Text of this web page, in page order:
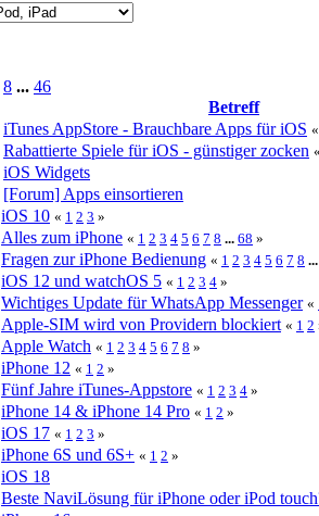
8 ... 46
Betreff
iTunes AppStore - Brauchbare Apps für iOS «
Rabattierte Spiele für iOS - günstiger zocken «
iOS Widgets
[Forum] Apps einsortieren
iOS 10 « 1 2 3 »
Alles zum iPhone « 1 2 3 4 5 6 7 8 ... 68 »
Fragen zur iPhone Bedienung « 1 2 3 4 5 6 7 8 ...
iOS 12 und watchOS 5 « 1 2 3 4 »
Wichtiges Update für WhatsApp Messenger «
Apple-SIM wird von Providern blockiert « 1 2
Apple Watch « 1 2 3 4 5 6 7 8 »
iPhone 12 « 1 2 »
Fünf Jahre iTunes-Appstore « 1 2 3 4 »
iPhone 14 & iPhone 14 Pro « 1 2 »
iOS 17 « 1 2 3 »
iPhone 6S und 6S+ « 1 2 »
iOS 18
Beste NaviLösung für iPhone oder iPod